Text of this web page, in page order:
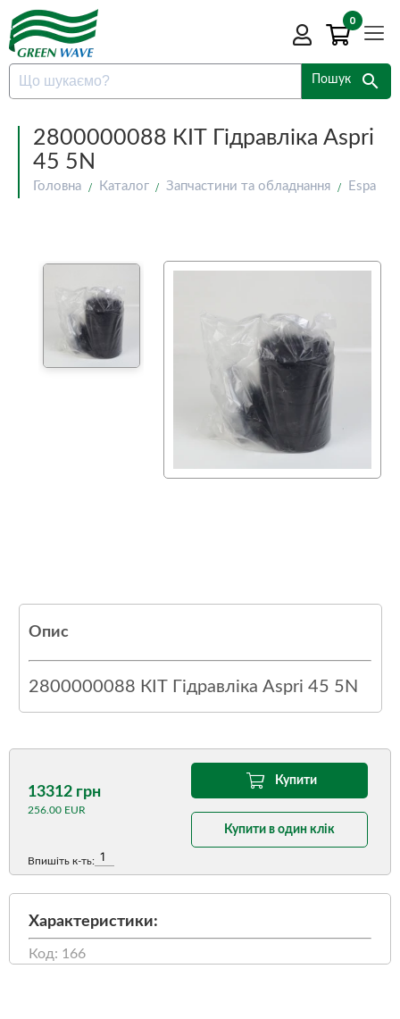
0
Пошук search
2800000088 КІТ Гідравліка Aspri
45 5N
Головна Каталог Запчастини та обладнання Espa
Опис
2800000088 КІТ Гідравліка Aspri 45 5N
13312 грн
256.00 EUR
Впишіть к-ть:
Купити
Купити в один клік
Характеристики:
Код: 166